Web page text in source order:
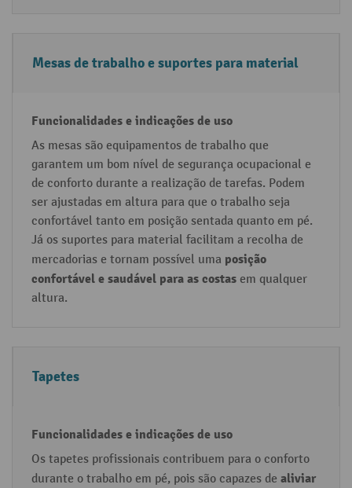
Mesas de trabalho e suportes para material
As mesas são equipamentos de trabalho que
garantem um bom nível de segurança ocupacional e
de conforto durante a realização de tarefas. Podem
ser ajustadas em altura para que o trabalho seja
confortável tanto em posição sentada quanto em pé.
Já os suportes para material facilitam a recolha de
mercadorias e tornam possível uma posição
confortável e saudável para as costas em qualquer
altura.
Tapetes
Os tapetes profissionais contribuem para o conforto
durante o trabalho em pé, pois são capazes de aliviar